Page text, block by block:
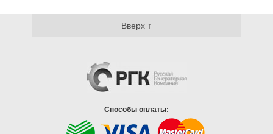
Вверх ↑
Способы оплаты: